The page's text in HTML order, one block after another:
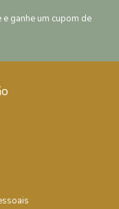
ganhe um cupom de